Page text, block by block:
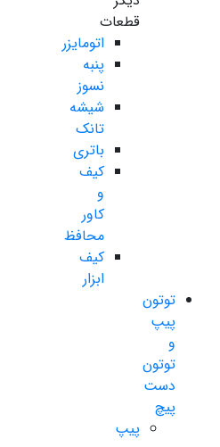
قطعات
اتومایزر
پنبه
نسوز
شیشه
تانک
باتری
کیف
و
کاور
محافظ
کیف
ابزار
توتون
پیپ
و
توتون
دست
پیچ
پیپ